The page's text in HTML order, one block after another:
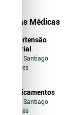
Dicas Médicas
Hipertensão
Arterial
Jairo Santiago
Novaes
Medicamentos
Jairo Santiago
Novaes